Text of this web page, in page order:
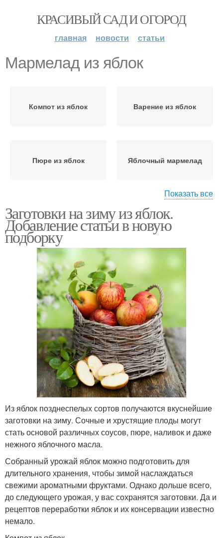
КРАСИВЫЙ САД И ОГОРОД
главная новости статьи
Мармелад из яблок
Компот из яблок Варение из яблок
Пюре из яблок Яблочный мармелад
Моченые яблоки
Показать все
Заготовки на зиму из яблок.
Добавление статьи в новую
подборку
Из яблок позднеспелых сортов получаются вкуснейшие
заготовки на зиму. Сочные и хрустящие плоды могут
стать основой различных соусов, пюре, наливок и даже
нежного яблочного масла.
Собранный урожай яблок можно подготовить для
длительного хранения, чтобы зимой наслаждаться
свежими ароматными фруктами. Однако дольше всего,
до следующего урожая, у вас сохранятся заготовки. Да и
рецептов переработки яблок и их консервации известно
немало.